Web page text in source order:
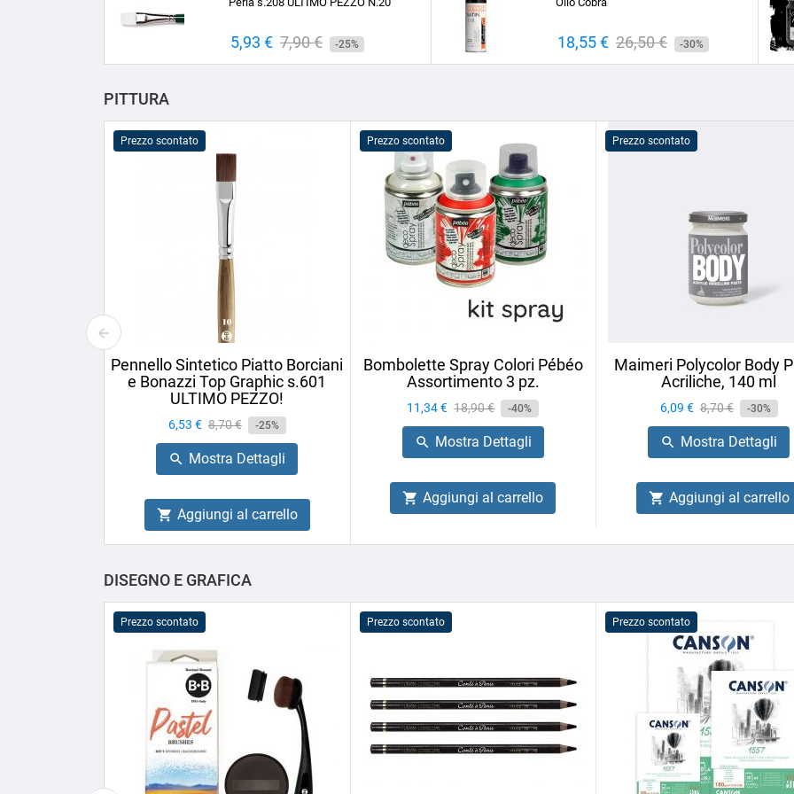
Prezzo
5,93 € Prezzo
base
7,90 € -25% Prezzo
18,55 € Prezzo
base
26,50 € -30%
PITTURA
Prezzo scontato
Pennello Sintetico Piatto Borciani
e Bonazzi Top Graphic s.601
ULTIMO PEZZO!
Prezzo
6,53 € Prezzo
base
8,70 € -25%
 Mostra Dettagli
 Aggiungi al carrello
Prezzo scontato
Bombolette Spray Colori Pébéo
Assortimento 3 pz.
Prezzo
11,34 € Prezzo
base
18,90 € -40%
 Mostra Dettagli
 Aggiungi al carrello
Prezzo scontato
Maimeri Polycolor Body
Acriliche, 140 ml
Prezzo
6,09 € Prezzo
base
8,70 € -30%
 Mostra Dettagli
 Aggiungi al carrello
DISEGNO E GRAFICA
Prezzo scontato Prezzo scontato Prezzo scontato